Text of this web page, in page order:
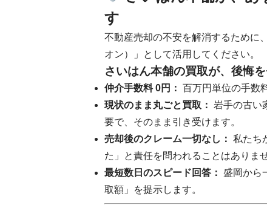
す
不動産売却の不安を解消するために
オン）」として活用してください。
さいはん本舗の買取が、後悔
仲介手数料 0円： 百万円単位の手数
現状のまま丸ごと買取： 岩手の古い
要で、そのまま引き受けます。
売却後のクレーム一切なし： 私たち
た」と責任を問われることはありませ
最短数日のスピード回答：
盛岡から
取額」を提示します。